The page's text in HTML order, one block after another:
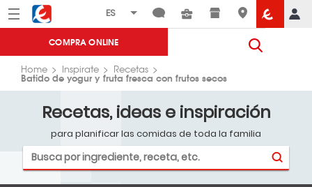
Menú Eroski
COMPRA ONLINE
Home Inspirate Recetas
Batido de yogur y fruta fresca con frutos secos
Recetas, ideas e inspiración
para planificar las comidas de toda la familia